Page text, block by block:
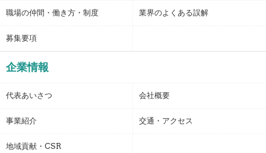
職場の仲間・働き方・制度 業界のよくある誤解
募集要項
企業情報
代表あいさつ 会社概要
事業紹介 交通・アクセス
地域貢献・CSR